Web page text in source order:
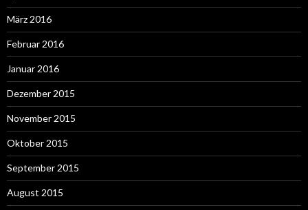
März 2016
Februar 2016
Januar 2016
Dezember 2015
November 2015
Oktober 2015
September 2015
August 2015